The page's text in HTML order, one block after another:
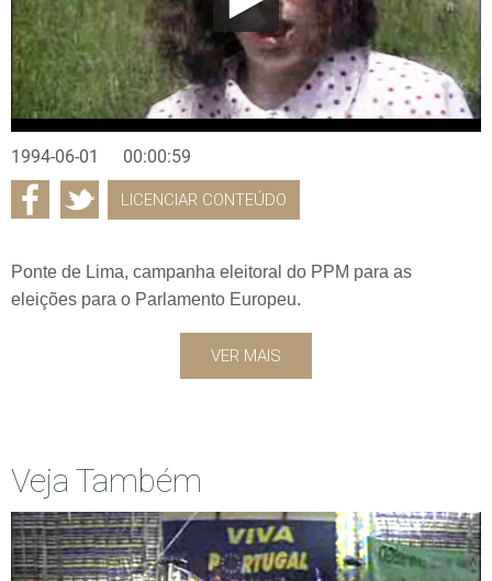
1994-06-01 00:00:59
LICENCIAR CONTEÚDO
Ponte de Lima, campanha eleitoral do PPM para as
eleições para o Parlamento Europeu.
VER MAIS
Veja Também